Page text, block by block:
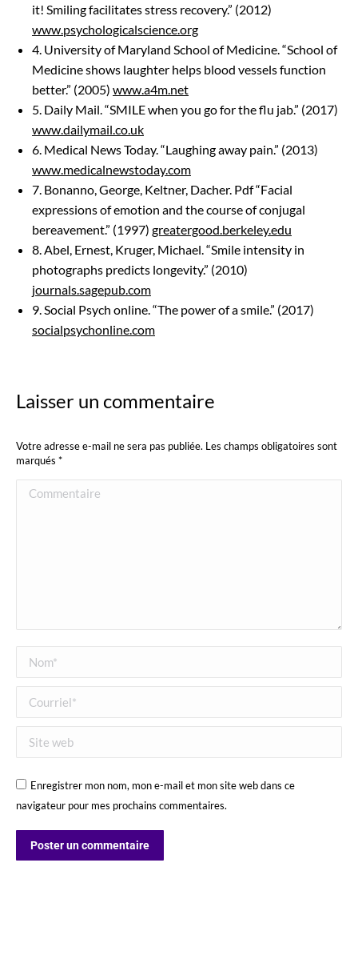
it! Smiling facilitates stress recovery.” (2012)
www.psychologicalscience.org
4. University of Maryland School of Medicine. “School of
Medicine shows laughter helps blood vessels function
better.” (2005) www.a4m.net
5. Daily Mail. “SMILE when you go for the flu jab.” (2017)
www.dailymail.co.uk
6. Medical News Today. “Laughing away pain.” (2013)
www.medicalnewstoday.com
7. Bonanno, George, Keltner, Dacher. Pdf “Facial
expressions of emotion and the course of conjugal
bereavement.” (1997) greatergood.berkeley.edu
8. Abel, Ernest, Kruger, Michael. “Smile intensity in
photographs predicts longevity.” (2010)
journals.sagepub.com
9. Social Psych online. “The power of a smile.” (2017)
socialpsychonline.com
Laisser un commentaire
Votre adresse e-mail ne sera pas publiée. Les champs obligatoires sont
marqués *
Commentaire
Nom *
Courriel *
Site web
Enregistrer mon nom, mon e-mail et mon site web dans ce
navigateur pour mes prochains commentaires.
Poster un commentaire